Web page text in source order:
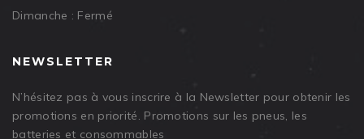
Dimanche : Fermé
NEWSLETTER
N’hésitez pas à vous inscrire à la Newsletter pour obtenir les
promotions en priorité. Promotions sur les pneus, les
batteries et consommables